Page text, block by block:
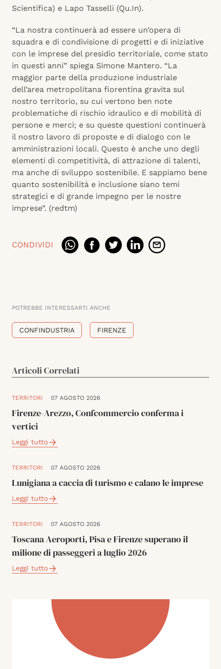
Scientifica) e Lapo Tasselli (Qu.In).
“La nostra continuerà ad essere un’opera di
squadra e di condivisione di progetti e di iniziative
con le imprese del presidio territoriale, come stato
in questi anni” spiega Simone Mantero. “La
maggior parte della produzione industriale
dell’area metropolitana fiorentina gravita sul
nostro territorio, su cui vertono ben note
problematiche di rischio idraulico e di mobilità di
persone e merci; e su queste questioni continuerà
il nostro lavoro di proposte e di dialogo con le
amministrazioni locali. Questo è anche uno degli
elementi di competitività, di attrazione di talenti,
ma anche di sviluppo sostenibile. E sappiamo bene
quanto sostenibilità e inclusione siano temi
strategici e di grande impegno per le nostre
imprese”. (redtm)
CONDIVIDI
POTREBBE INTERESSARTI ANCHE
CONFINDUSTRIA FIRENZE
Articoli Correlati
TERRITORI 07 AGOSTO 2026
Firenze-Arezzo, Confcommercio conferma i
vertici
Leggi tutto
TERRITORI 07 AGOSTO 2026
Lunigiana a caccia di turismo e calano le imprese
Leggi tutto
TERRITORI 07 AGOSTO 2026
Toscana Aeroporti, Pisa e Firenze superano il
milione di passeggeri a luglio 2026
Leggi tutto